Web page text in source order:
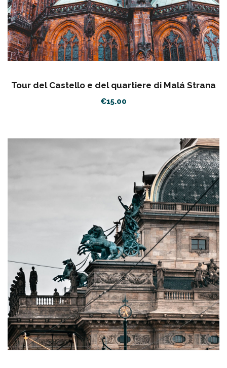
Tour del Castello e del quartiere di Malá Strana
€15.00